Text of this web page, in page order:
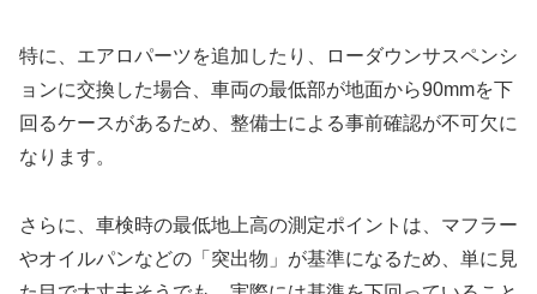
特に、エアロパーツを追加したり、ローダウンサスペンシ
ョンに交換した場合、車両の最低部が地面から90mmを下
回るケースがあるため、整備士による事前確認が不可欠に
なります。
さらに、車検時の最低地上高の測定ポイントは、マフラー
やオイルパンなどの「突出物」が基準になるため、単に見